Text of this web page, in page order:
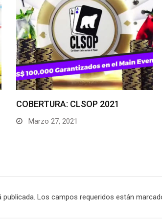
COBERTURA: CLSOP 2021
Marzo 27, 2021
Los campos requeridos están